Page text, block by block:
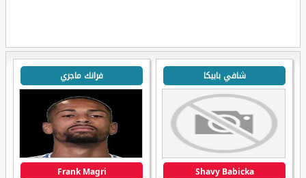
شافي بابيكا
Shavy Babicka
فرانك ماجري
Frank Magri